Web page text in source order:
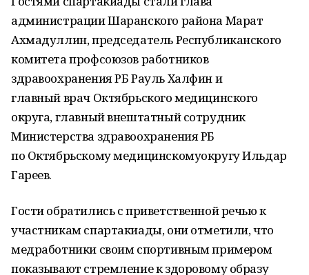
администрации Шаранского района Марат
Ахмадуллин, председатель Республиканского
комитета профсоюзов работников
здравоохранения РБ Рауль Халфин и
главный врач Октябрьского медицинского
округа, главный внештатный сотрудник
Министерства здравоохранения РБ
по Октябрьскому медицинскомуокругу Ильдар
Гареев.
Гости обратились с приветственной речью к
участникам спартакиады, они отметили, что
медработники своим спортивным примером
показывают стремление к здоровому образу